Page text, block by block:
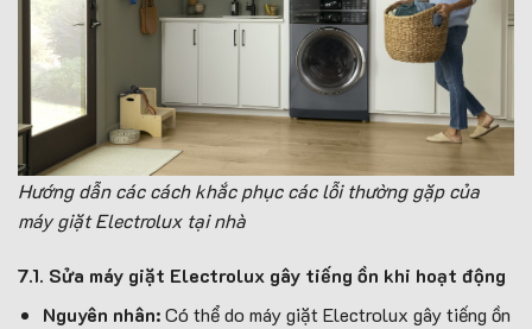
Hướng dẫn các cách khắc phục các lỗi thường gặp của
máy giặt Electrolux tại nhà
7.1. Sửa máy giặt Electrolux gây tiếng ồn khi hoạt động
Nguyên nhân:Có thể do máy giặt Electrolux gây tiếng ồn